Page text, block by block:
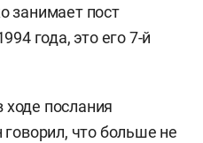
занимает пост
года, это его 7-й
ходе послания
говорил, что больше не